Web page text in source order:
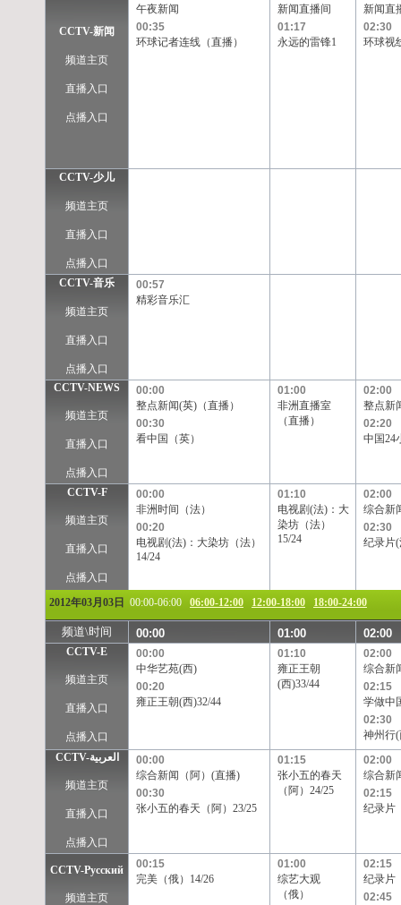
CCTV-新闻
频道主页
直播入口
点播入口
午夜新闻
00:35
环球记者连线（直播）
新闻直播间
01:17
永远的雷锋1
新闻直
02:30
环球视
CCTV-少儿
频道主页
直播入口
点播入口
CCTV-音乐
频道主页
直播入口
点播入口
00:57
精彩音乐汇
CCTV-NEWS
频道主页
直播入口
点播入口
00:00
整点新闻(英)（直播）
00:30
看中国（英）
01:00
非洲直播室
（直播）
02:00
整点新
02:20
中国24
CCTV-F
频道主页
直播入口
点播入口
00:00
非洲时间（法）
00:20
电视剧(法)：大染坊（法）
14/24
01:10
电视剧(法)：大
染坊（法）
15/24
02:00
综合新
02:30
纪录片
2012年03月03日 00:00-06:00 06:00-12:00 12:00-18:00 18:00-24:00
频道\时间 00:00 01:00 02:00
CCTV-E
频道主页
直播入口
点播入口
00:00
中华艺苑(西)
00:20
雍正王朝(西)32/44
01:10
雍正王朝
(西)33/44
02:00
综合新
02:15
学做中
02:30
神州行
CCTV-العربية
频道主页
直播入口
点播入口
00:00
综合新闻（阿）(直播)
00:30
张小五的春天（阿）23/25
01:15
张小五的春天
（阿）24/25
02:00
综合新
02:15
纪录片
CCTV-Pусский
频道主页
00:15
完美（俄）14/26
01:00
综艺大观
（俄）
02:15
纪录片
02:45